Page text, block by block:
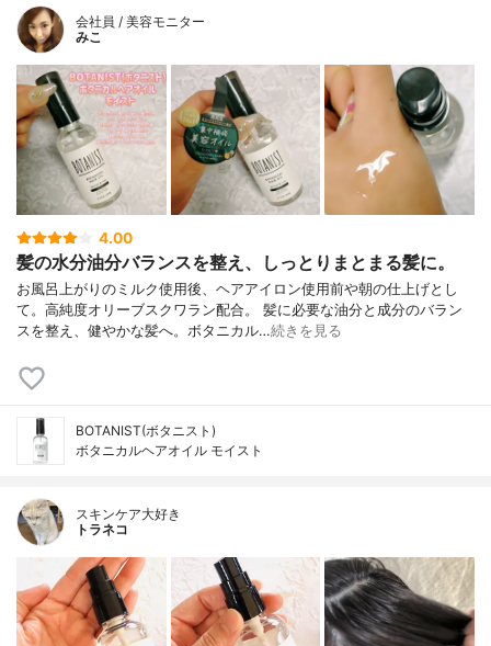
会社員 / 美容モニター
みこ
4.00
髪の水分油分バランスを整え、しっとりまとまる髪に。
お風呂上がりのミルク使用後、ヘアアイロン使用前や朝の仕上げとし
て。高純度オリーブスクワラン配合。 髪に必要な油分と成分のバラン
スを整え、健やかな髪へ。ボタニカル…続きを見る
BOTANIST(ボタニスト)
ボタニカルヘアオイル モイスト
スキンケア大好き
トラネコ